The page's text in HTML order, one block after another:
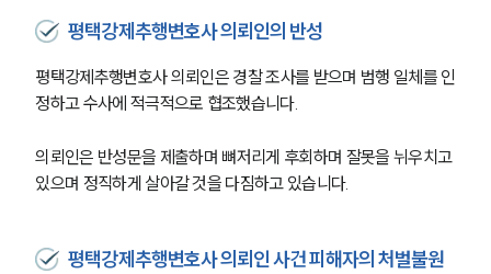
평택강제추행변호사 의뢰인의 반성
평택강제추행변호사 의뢰인은 경찰 조사를 받으며 범행 일체를 인
정하고 수사에 적극적으로 협조했습니다.
의뢰인은 반성문을 제출하며 뼈저리게 후회하며 잘못을 뉘우치고
있으며 정직하게 살아갈 것을 다짐하고 있습니다.
평택강제추행변호사 의뢰인 사건 피해자의 처벌불원